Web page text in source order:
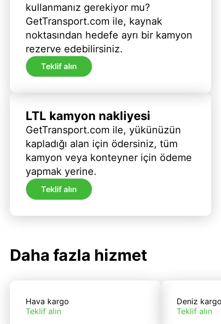
kullanmanız gerekiyor mu?
GetTransport.com ile, kaynak
noktasından hedefe ayrı bir kamyon
rezerve edebilirsiniz.
Teklif alın
LTL kamyon nakliyesi
GetTransport.com ile, yükünüzün
kapladığı alan için ödersiniz, tüm
kamyon veya konteyner için ödeme
yapmak yerine.
Teklif alın
Daha fazla hizmet
Hava kargo
Teklif alın
Deniz
Teklif alın